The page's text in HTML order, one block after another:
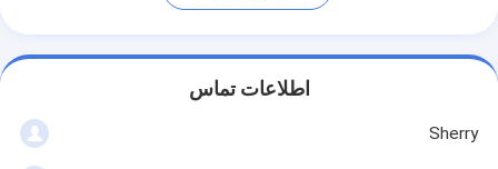
اطلاعات تماس
Sherry